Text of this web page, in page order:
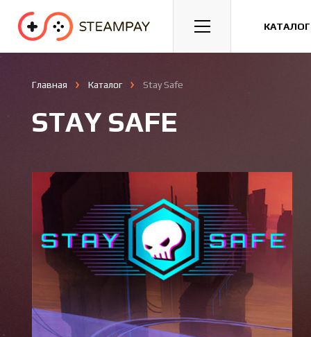
Спорт Гонки Казуальные
Главная Каталог Stay Safe
STAY SAFE